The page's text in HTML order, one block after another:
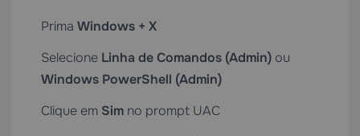
Prima Windows + X
Selecione Linha de Comandos (Admin) ou
Windows PowerShell (Admin)
Clique em Sim no prompt UAC